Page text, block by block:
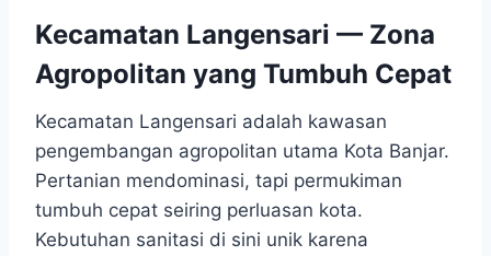
Kecamatan Langensari — Zona
Agropolitan yang Tumbuh Cepat
Kecamatan Langensari adalah kawasan
pengembangan agropolitan utama Kota Banjar.
Pertanian mendominasi, tapi permukiman
tumbuh cepat seiring perluasan kota.
Kebutuhan sanitasi di sini unik karena